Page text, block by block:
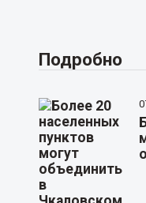
Подробно